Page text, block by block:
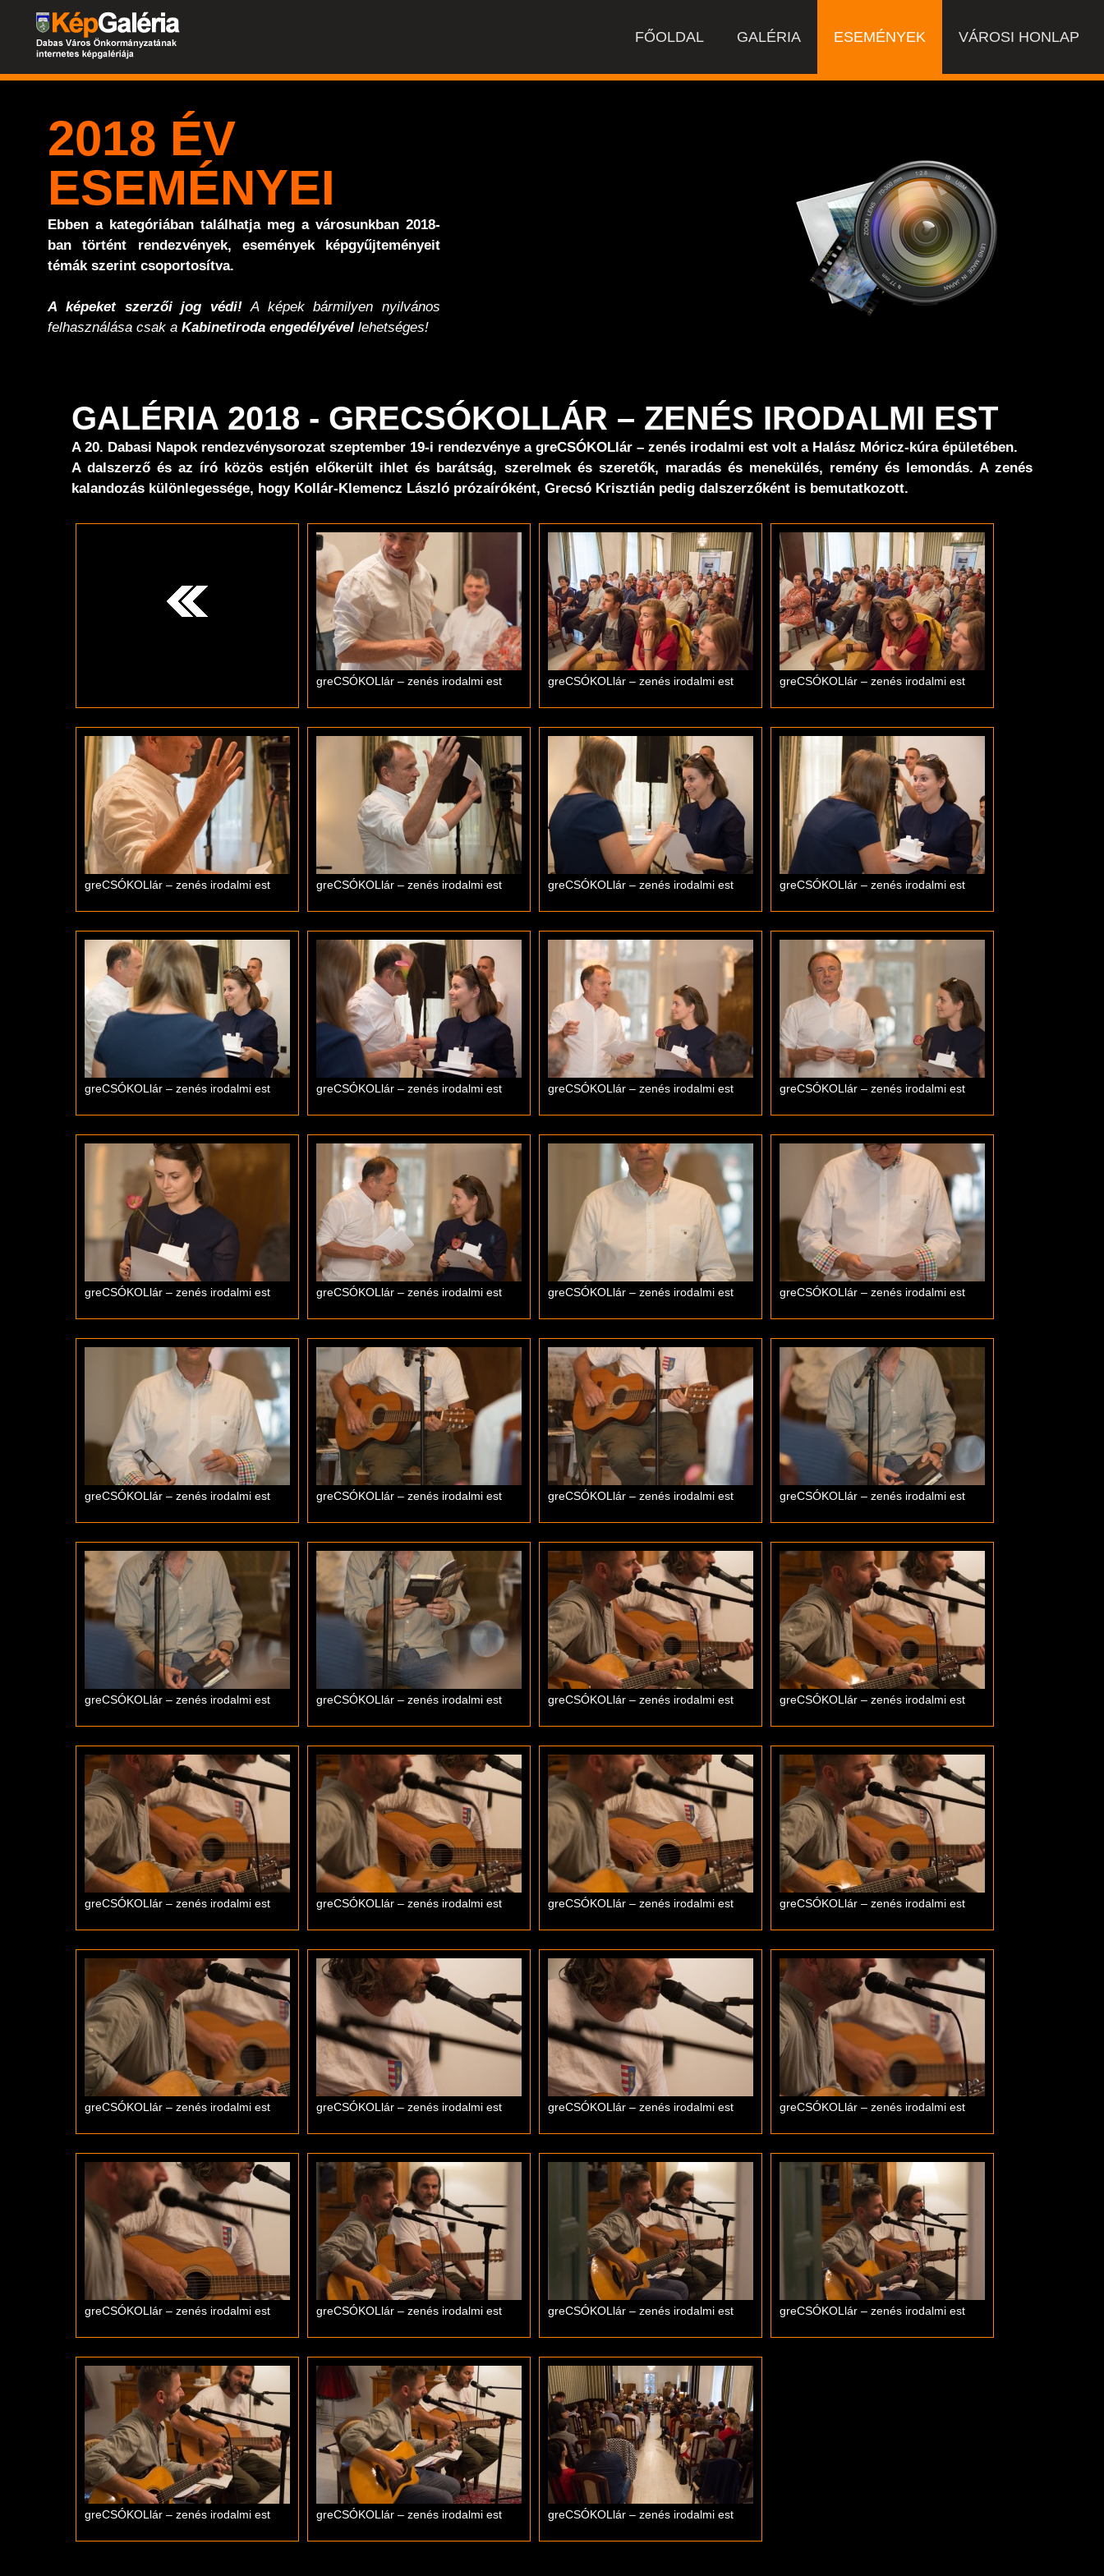
FŐOLDAL GALÉRIA ESEMÉNYEK VÁROSI HONLAP
2018 ÉV
ESEMÉNYEI
Ebben a kategóriában találhatja meg a városunkban 2018-
ban történt rendezvények, események képgyűjteményeit
témák szerint csoportosítva.
A képeket szerzői jog védi! A képek bármilyen nyilvános
felhasználása csak a Kabinetiroda engedélyével lehetséges!
GALÉRIA 2018 - GRECSÓKOLLÁR – ZENÉS IRODALMI EST
A 20. Dabasi Napok rendezvénysorozat szeptember 19-i rendezvénye a greCSÓKOLlár – zenés irodalmi est volt a Halász Móricz-kúra épületében.
A dalszerző és az író közös estjén előkerült ihlet és barátság, szerelmek és szeretők, maradás és menekülés, remény és lemondás. A zenés
kalandozás különlegessége, hogy Kollár-Klemencz László prózaíróként, Grecsó Krisztián pedig dalszerzőként is bemutatkozott.
greCSÓKOLlár – zenés irodalmi est greCSÓKOLlár – zenés irodalmi est greCSÓKOLlár – zenés irodalmi est
greCSÓKOLlár – zenés irodalmi est greCSÓKOLlár – zenés irodalmi est greCSÓKOLlár – zenés irodalmi est greCSÓKOLlár – zenés irodalmi est
greCSÓKOLlár – zenés irodalmi est greCSÓKOLlár – zenés irodalmi est greCSÓKOLlár – zenés irodalmi est greCSÓKOLlár – zenés irodalmi est
greCSÓKOLlár – zenés irodalmi est greCSÓKOLlár – zenés irodalmi est greCSÓKOLlár – zenés irodalmi est greCSÓKOLlár – zenés irodalmi est
greCSÓKOLlár – zenés irodalmi est greCSÓKOLlár – zenés irodalmi est greCSÓKOLlár – zenés irodalmi est greCSÓKOLlár – zenés irodalmi est
greCSÓKOLlár – zenés irodalmi est greCSÓKOLlár – zenés irodalmi est greCSÓKOLlár – zenés irodalmi est greCSÓKOLlár – zenés irodalmi est
greCSÓKOLlár – zenés irodalmi est greCSÓKOLlár – zenés irodalmi est greCSÓKOLlár – zenés irodalmi est greCSÓKOLlár – zenés irodalmi est
greCSÓKOLlár – zenés irodalmi est greCSÓKOLlár – zenés irodalmi est greCSÓKOLlár – zenés irodalmi est greCSÓKOLlár – zenés irodalmi est
greCSÓKOLlár – zenés irodalmi est greCSÓKOLlár – zenés irodalmi est greCSÓKOLlár – zenés irodalmi est greCSÓKOLlár – zenés irodalmi est
greCSÓKOLlár – zenés irodalmi est greCSÓKOLlár – zenés irodalmi est greCSÓKOLlár – zenés irodalmi est